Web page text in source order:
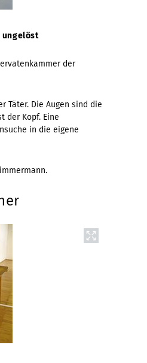
ungelöst
der
Täter. Die Augen sind die
der Kopf. Eine
in die eigene